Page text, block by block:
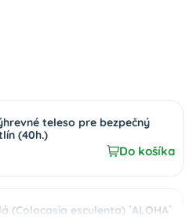
teleso pre bezpečný
(40h.)
Do košíka
(Colocasia esculenta) ´ALOHA´